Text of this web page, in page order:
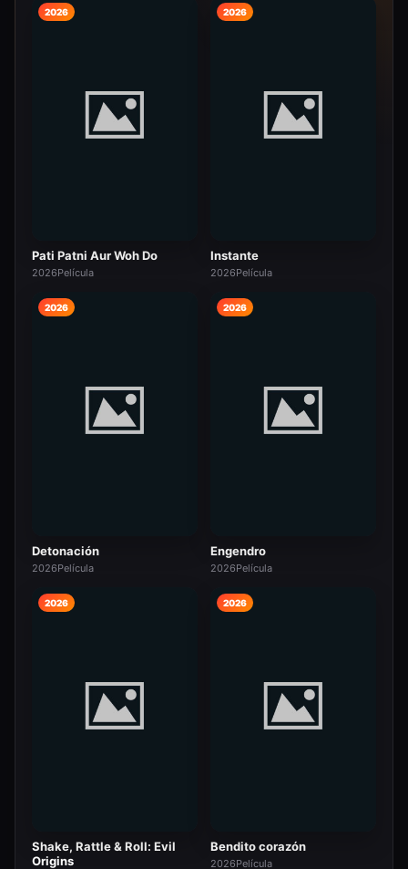
2026
Pati Patni Aur Woh Do
2026Película
2026
Instante
2026Película
2026
Detonación
2026Película
2026
Engendro
2026Película
2026
Shake, Rattle & Roll: Evil
Origins
2026
Bendito corazón
2026Película